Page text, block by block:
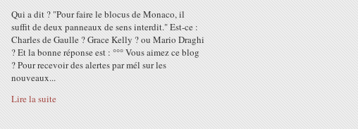
Qui a dit ? "Pour faire le blocus de Monaco, il
suffit de deux panneaux de sens interdit." Est-ce :
Charles de Gaulle ? Grace Kelly ? ou Mario Draghi
? Et la bonne réponse est : °°° Vous aimez ce blog
? Pour recevoir des alertes par mél sur les
nouveaux...
Lire la suite